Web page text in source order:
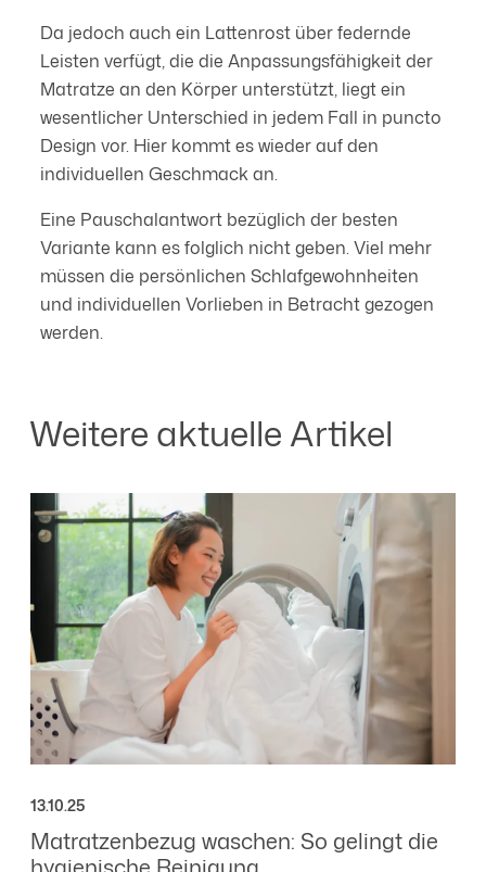
Da jedoch auch ein Lattenrost über federnde
Leisten verfügt, die die Anpassungsfähigkeit der
Matratze an den Körper unterstützt, liegt ein
wesentlicher Unterschied in jedem Fall in puncto
Design vor. Hier kommt es wieder auf den
individuellen Geschmack an.
Eine Pauschalantwort bezüglich der besten
Variante kann es folglich nicht geben. Viel mehr
müssen die persönlichen Schlafgewohnheiten
und individuellen Vorlieben in Betracht gezogen
werden.
Weitere aktuelle Artikel
13.10.25
Matratzenbezug waschen: So gelingt die